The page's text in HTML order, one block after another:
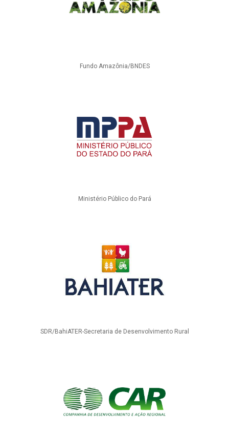
Fundo Amazônia/BNDES
Ministério Público do Pará
SDR/BahiATER-Secretaria de Desenvolvimento Rural